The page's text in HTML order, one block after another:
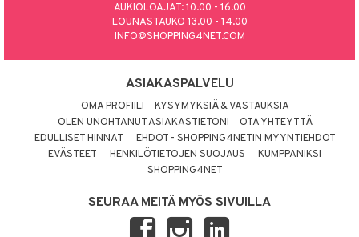
AUKIOLOAJAT: 10.00 - 16.00
LOUNASTAUKO 13.00 - 14.00
INFO@SHOPPING4NET.COM
ASIAKASPALVELU
OMA PROFIILI
KYSYMYKSIÄ & VASTAUKSIA
OLEN UNOHTANUT ASIAKASTIETONI
OTA YHTEYTTÄ
EDULLISET HINNAT
EHDOT - SHOPPING4NETIN MYYNTIEHDOT
EVÄSTEET
HENKILÖTIETOJEN SUOJAUS
KUMPPANIKSI
SHOPPING4NET
SEURAA MEITÄ MYÖS SIVUILLA